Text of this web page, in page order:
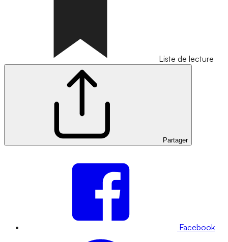
Liste de lecture
Partager
Facebook